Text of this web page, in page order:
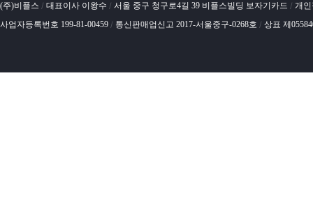
(주)비플스 / 대표이사 이왕수 / 서울 중구 청구로4길 39 비플스빌딩 보자기카드 / 개
사업자등록번호 199-81-00459 / 통신판매업신고 2017-서울중구-0268호 / 상표 제